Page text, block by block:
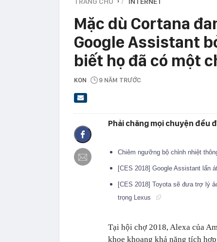
Mặc dù Cortana
Google Assistant
biết họ đã có một
KON 9 NĂM TRƯỚC
Phải chăng mọi chuyện đều
Chiêm ngưỡng bộ chỉnh nhiệt
[CES 2018] Google Assistant lấn
[CES 2018] Toyota sẽ đưa trợ lý
trọng Lexus
Tại hội chợ 2018, Alexa của
khoe khoang khả năng tích